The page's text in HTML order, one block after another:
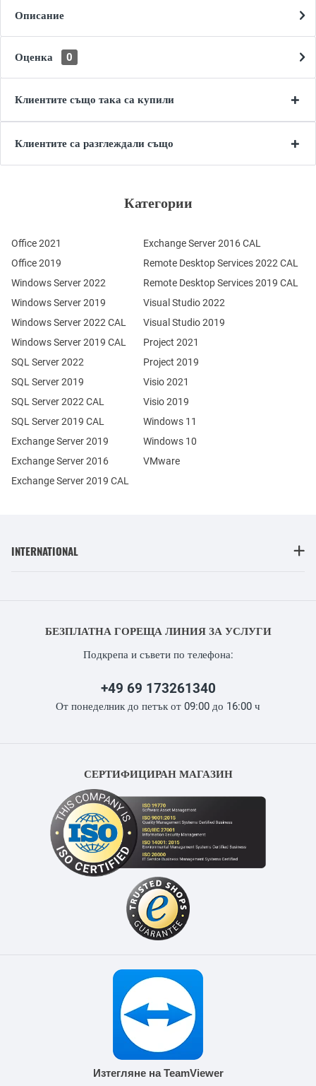
Описание
Оценка 0
Клиентите също така са купили
Клиентите са разглеждали също
Категории
Office 2021
Office 2019
Windows Server 2022
Windows Server 2019
Exchange Server 2019
Exchange Server 2016
SQL Server 2022
SQL Server 2019
Windows Server 2022 CAL
Windows Server 2019 CAL
SQL Server 2022 CAL
SQL Server 2019 CAL
Remote Desktop Services 2022 CAL
Remote Desktop Services 2019 CAL
Exchange Server 2019 CAL
Exchange Server 2016 CAL
Visual Studio 2022
Visual Studio 2019
Project 2021
Project 2019
Visio 2021
Visio 2019
Windows 11
Windows 10
VMware
INTERNATIONAL
БЕЗПЛАТНА ГОРЕЩА ЛИНИЯ ЗА УСЛУГИ
Подкрепа и съвети по телефона:
+49 69 173261340
От понеделник до петък от 09:00 до 16:00 ч
СЕРТИФИЦИРАН МАГАЗИН
Изтегляне на TeamViewer